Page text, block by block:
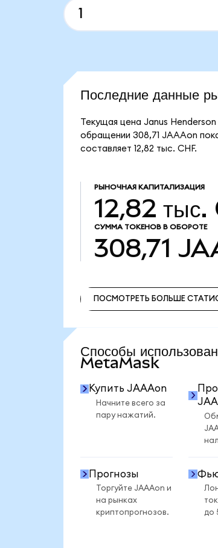
Последние
Текущая цена Janus
обращении 308,71 JAAAon
составляет 12,82 тыс. CHF.
РЫНОЧНАЯ КАПИТАЛИЗАЦИЯ
12,82 тыс.
СУММА ТОКЕНОВ В ОБОРОТЕ
308,71
ПОСМОТРЕТЬ БОЛЬШЕ
Способы
MetaMask
Купить JAAAon
Начните всего за
пару нажатий.
Прогнозы
Торгуйте JAAAon и
на рынках
криптопрогнозов.
до